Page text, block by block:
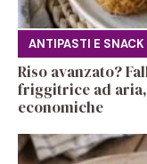
ANTIPASTI E SNACK
Riso avanzato?
friggitrice ad
economiche